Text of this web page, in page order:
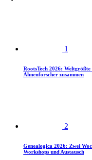
1
RootsTech 2026:
Ahnenforscher zusammen
2
Genealogica 2026: Zwei
Workshops und Austausch